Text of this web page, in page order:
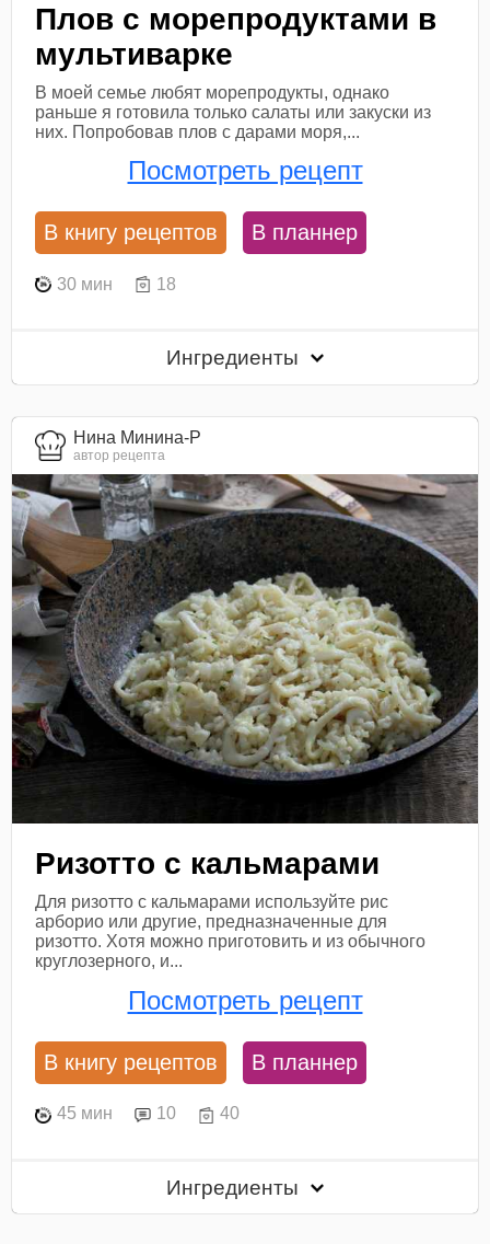
Плов с морепродуктами в
мультиварке
В моей семье любят морепродукты, однако
раньше я готовила только салаты или закуски из
них. Попробовав плов с дарами моря,...
Посмотреть рецепт
В книгу рецептов В планнер
30 мин 18
Ингредиенты
Нина Минина-Р
автор рецепта
Ризотто с кальмарами
Для ризотто с кальмарами используйте рис
арборио или другие, предназначенные для
ризотто. Хотя можно приготовить и из обычного
круглозерного, и...
Посмотреть рецепт
В книгу рецептов В планнер
45 мин 10 40
Ингредиенты